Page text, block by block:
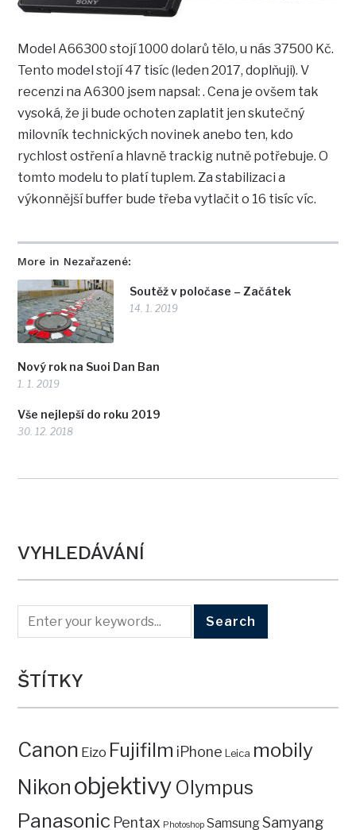
More in Nezařazené:
Soutěž v poločase – Začátek
14. 1. 2019
Nový rok na Suoi Dan Ban
1. 1. 2019
Vše nejlepší do roku 2019
30. 12. 2018
Model A66300 stojí 1000 dolarů tělo, u nás 37500 Kč.
Tento model stojí 47 tisíc (leden 2017, doplňuji). V
recenzi na A6300 jsem napsal: . Cena je ovšem tak
vysoká, že ji bude ochoten zaplatit jen skutečný
milovník technických novinek anebo ten, kdo
rychlost ostření a hlavně trackig nutně potřebuje. O
tomto modelu to platí tuplem. Za stabilizaci a
výkonnější buffer bude třeba vytlačit o 16 tisíc víc.
VYHLEDÁVÁNÍ
ŠTÍTKY
Canon Eizo Fujifilm iPhone Leica mobily
Nikon objektivy Olympus
Panasonic Pentax Photoshop SamsungSamyang